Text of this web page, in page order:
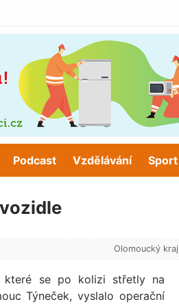
Podcast Vzdělávání Sport
Olomoucký kraj
které se po kolizi střetly na
Týneček, vyslalo operační